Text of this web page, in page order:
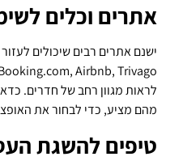
אתרים וכלים
ישנם אתרים רבים שיכולים
לראות מגוון רחב של חדרים.
מהם מציע, כדי לבחור את
טיפים להשגת